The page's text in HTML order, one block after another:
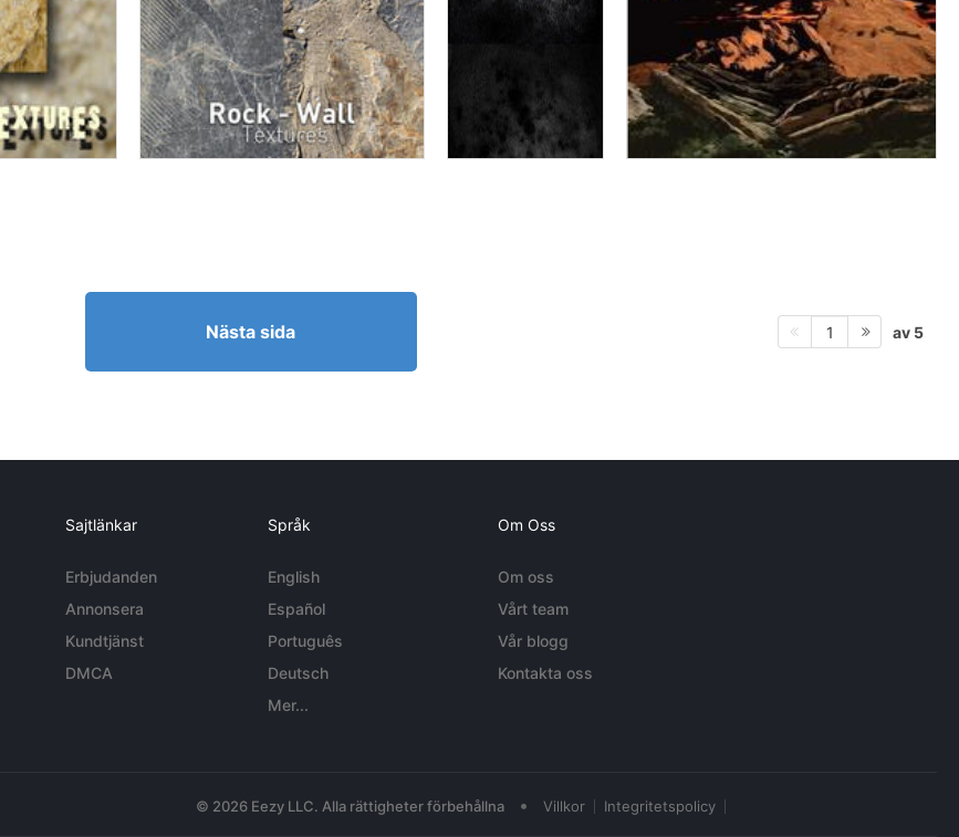
Nästa sida 1 av 5
Sajtlänkar
Erbjudanden
Annonsera
Kundtjänst
DMCA
Språk
English
Español
Português
Deutsch
Mer...
Om Oss
Om oss
Vårt team
Vår blogg
Kontakta oss
© 2026 Eezy LLC. Alla rättigheter förbehållna • Villkor Integritetspolicy